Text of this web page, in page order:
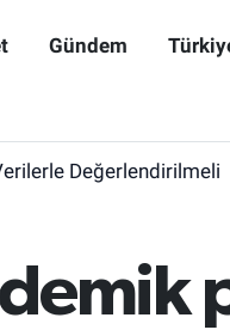
Gündem
Değerlendirilmeli